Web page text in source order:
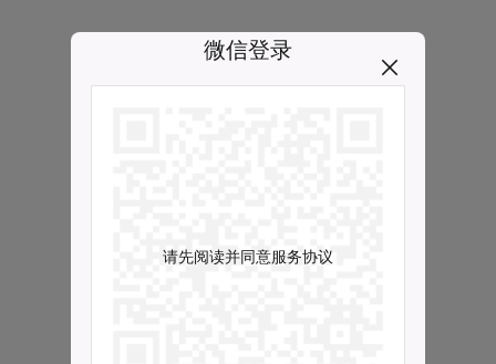
微信登录
请先阅读并同意服务协议